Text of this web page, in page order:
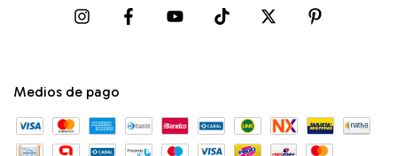
Medios de pago